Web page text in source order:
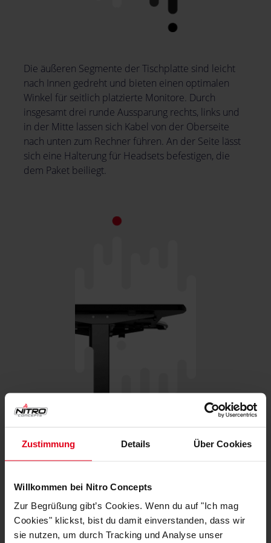
Zustimmung Details Über Cookies
Willkommen bei Nitro Concepts
Zur Begrüßung gibt’s Cookies. Wenn du auf "Ich mag
Cookies" klickst, bist du damit einverstanden, dass wir
sie nutzen, um durch Tracking und Analyse unser
Die äußeren Segmente der Tischplatte sind leicht
nach Innen gedreht und bieten einen optimalen
Winkel für seitlich platzierte Monitore. Durch
insgesamt drei runde Aussparung rechts, links und
in der Mitte lassen sich Kabel von der Oberseite
nach unten zum Rechner führen. An der Seite lässt
sich eine Halterung für Headsets befestigen, die
dem Paket beiliegt.
Die beiden Beine werden oben mit einem starken
Rahmen verbunden auf denen die Tischplatten
befestigt werden. Dank der hochwertigen
Materialien schafft der Tisch insgesamt eine